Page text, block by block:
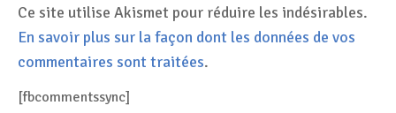
Ce site utilise Akismet pour réduire les indésirables.
En savoir plus sur la façon dont les données de vos
commentaires sont traitées.
[fbcommentssync]